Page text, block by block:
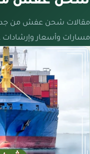
مقالات شحن عفش من جدة
مسارات وأسعار